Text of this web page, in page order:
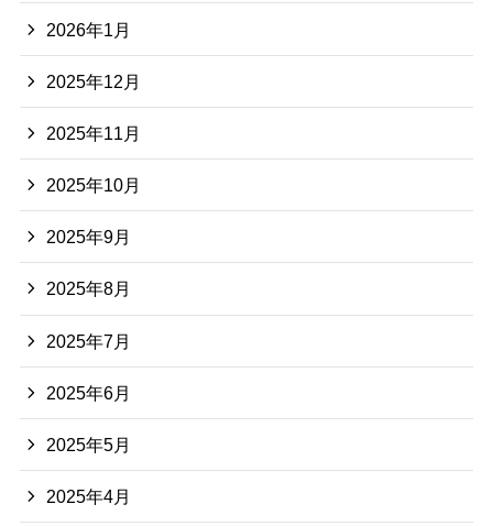
2026年1月
2025年12月
2025年11月
2025年10月
2025年9月
2025年8月
2025年7月
2025年6月
2025年5月
2025年4月